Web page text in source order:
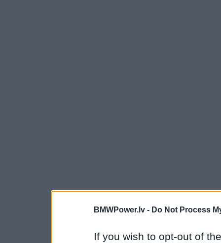
BMWPower.lv - Do Not Process
If you wish to opt-out of